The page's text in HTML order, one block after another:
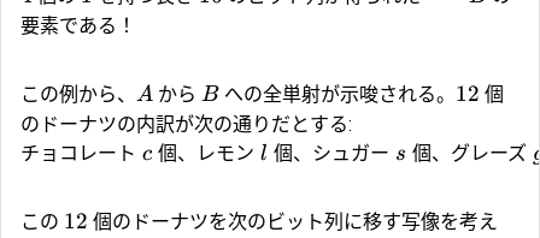
要素である！
この例から、 A から Bへの全単射が示唆される。 12 個
のドーナツの内訳が次の通りだとする:
チョコレート c 個、レモン l 個、シュガー s 個、グレーズ
この 12 個のドーナツを次のビット列に移す写像を考え